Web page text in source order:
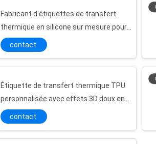
Fabricant d'étiquettes de transfert
thermique en silicone sur mesure pour
les marques de vêtements
contact
Étiquette de transfert thermique TPU
personnalisée avec effets 3D doux en
relief, matériau écologique adapté aux
logos de vêtements, chapeaux, sacs
contact